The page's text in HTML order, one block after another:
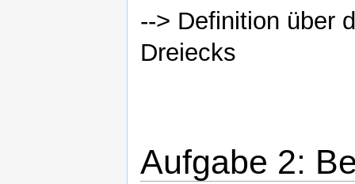
--> Definition über
Dreiecks
Aufgabe 2: